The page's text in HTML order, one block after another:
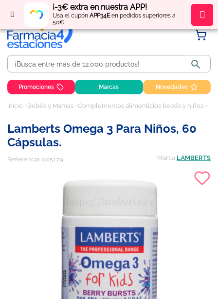
¡-3€ extra en nuestra APP!
Usa el cupón APP34Een pedidos superiores a
50€
Regístratey obténpuntos por tus compras

Promociones Marcas Novedades
Inicio Bebés y Mamás Complementos alimenticios bebés y niños
Lamberts Omega 3 Para Niños, 60
Cápsulas.
Referencia: 005179 Marca LAMBERTS